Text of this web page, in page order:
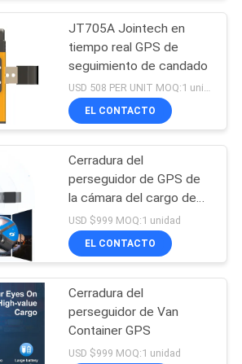
JT705A Jointech en
tiempo real GPS de
seguimiento de candado
USD 508 PER UNIT MOQ:1 unidad
EL CONTACTO
Cerradura del
perseguidor de GPS de
la cámara del cargo de
Jointech
USD $999 MOQ:1 unidad
EL CONTACTO
Cerradura del
perseguidor de Van
Container GPS
USD $999 MOQ:1 unidad